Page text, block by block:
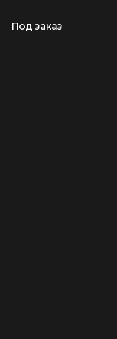
Под заказ